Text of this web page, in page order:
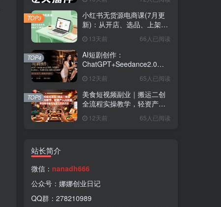
得，免费且开源 猫抓cat
catch
小红书无货源电商课(7月更
新)：从开店、选品、上架到
动，月盈利过万
13天前 66人已阅读
TOP3
AI短剧创作：
ChatGPT+Seedance2.0教
片，掌握脚本图片视频生成
全流程
12天前 65人已阅读
TOP4
美食短视频副业｜搬运二创
全流程实操教学，轻资产入
货实操方法
12天前 65人已阅读
TOP5
站长简介
微信： nanadh666
公众号：娜娜创业日记
QQ群：278210989